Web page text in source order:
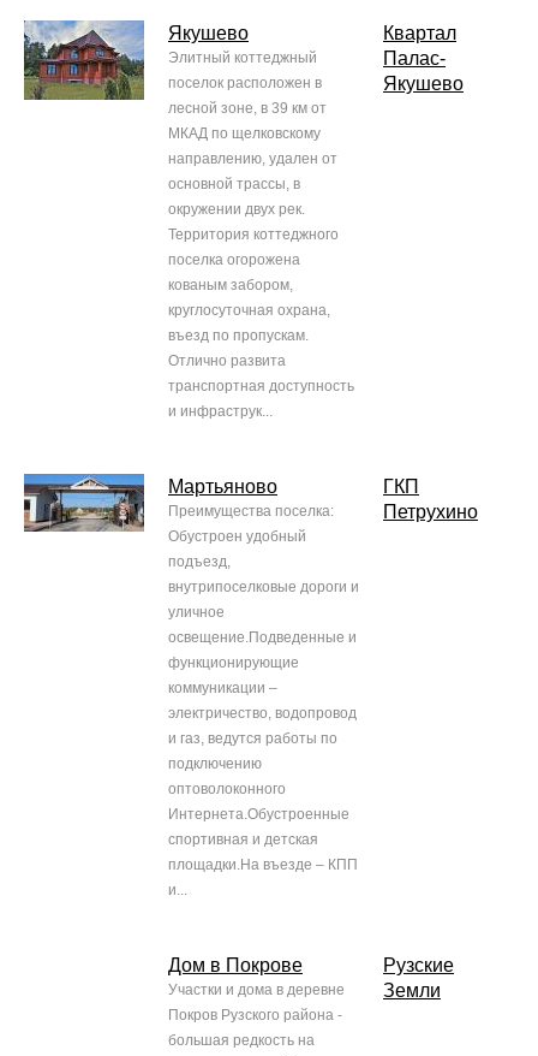
Якушево
Элитный коттеджный
поселок расположен в
лесной зоне, в 39 км от
МКАД по щелковскому
направлению, удален от
основной трассы, в
окружении двух рек.
Территория коттеджного
поселка огорожена
кованым забором,
круглосуточная охрана,
въезд по пропускам.
Отлично развита
транспортная доступность
и инфраструк...
Квартал
Палас-
Якушево
Мартьяново
Преимущества поселка:
Обустроен удобный
подъезд,
внутрипоселковые дороги и
уличное
освещение.Подведенные и
функционирующие
коммуникации –
электричество, водопровод
и газ, ведутся работы по
подключению
оптоволоконного
Интернета.Обустроенные
спортивная и детская
площадки.На въезде – КПП
и...
ГКП
Петрухино
Дом в Покрове
Участки и дома в деревне
Покров Рузского района -
большая редкость на
Рузские
Земли